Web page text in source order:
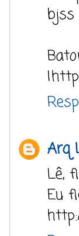
bjss
Arq
Lê,
Eu